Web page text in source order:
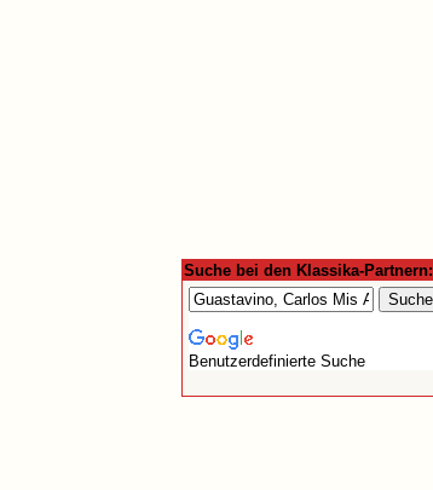
Suche bei den Klassika-Partnern:
Benutzerdefinierte Suche